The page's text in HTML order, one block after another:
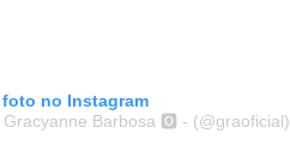
foto no Instagram
Barbosa 🅾️ - (@graoficial)